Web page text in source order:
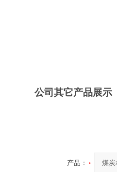
公司其它产品展示
产品：